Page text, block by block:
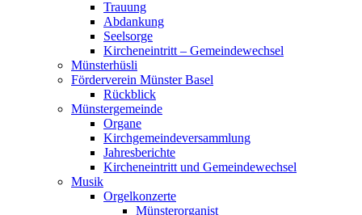
Trauung
Abdankung
Seelsorge
Kircheneintritt – Gemeindewechsel
Münsterhüsli
Förderverein Münster Basel
Rückblick
Münstergemeinde
Organe
Kirchgemeindeversammlung
Jahresberichte
Kircheneintritt und Gemeindewechsel
Musik
Orgelkonzerte
Münsterorganist